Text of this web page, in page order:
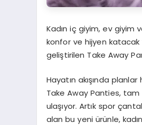
Kadın iç giyim, ev giyim
konfor ve hijyen katacak
geliştirilen Take Away
Hayatın akışında
Take Away Panties, tam
ulaşıyor. Artık spor
alan bu yeni ürünle,